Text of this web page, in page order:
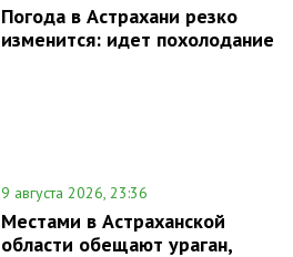
Погода в Астрахани резко
изменится: идет похолодание
9 августа 2026, 23:36
Местами в Астраханской
области обещают ураган,